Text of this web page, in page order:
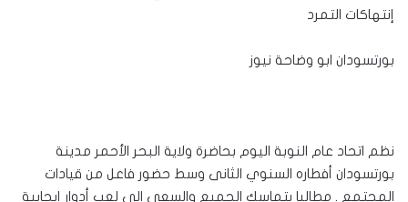
إنتهاكات التمرد
بورتسودان ابو وضاحة نيوز
نظم اتحاد عام النوبة اليوم بحاضرة ولاية البحر الأحمر مدينة
بورتسودان أفطاره السنوي الثانى وسط حضور فاعل من قيادات
المجتمع . مطالبا بتماسك الجميع والسعى الى لعب أدوار إيجابية